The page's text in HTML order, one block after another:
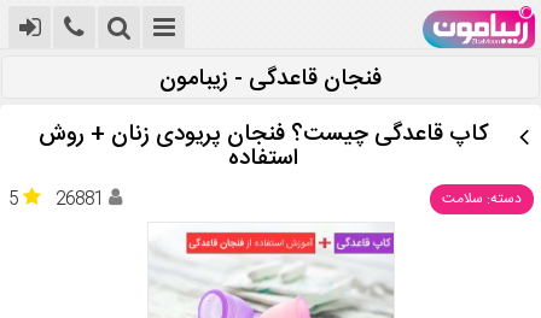
فنجان قاعدگی - زیبامون
کاپ قاعدگی چیست؟ فنجان پریودی زنان + روش
استفاده
دسته: سلامت 5 26881